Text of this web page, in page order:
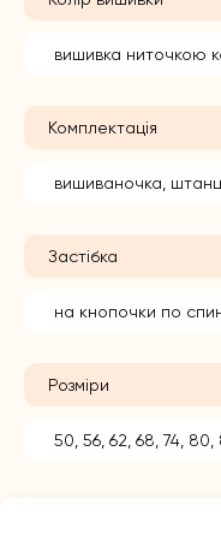
вишивка ниточкою
Комплектація
вишиваночка,
Застібка
на кнопочки по
Розміри
50, 56, 62, 68, 74, 80,